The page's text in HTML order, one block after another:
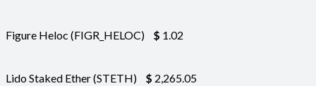
Figure Heloc (FIGR_HELOC) $ 1.02
Lido Staked Ether (STETH) $ 2,265.05